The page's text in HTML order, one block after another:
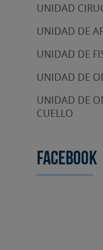
UNIDAD
UNIDAD DE
UNIDAD DE
UNIDAD DE
UNIDAD DE
CUELLO
Facebook